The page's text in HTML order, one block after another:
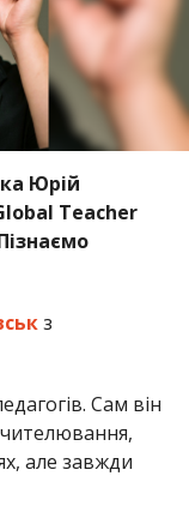
Юрій
Teacher
з
Сам він
але завжди